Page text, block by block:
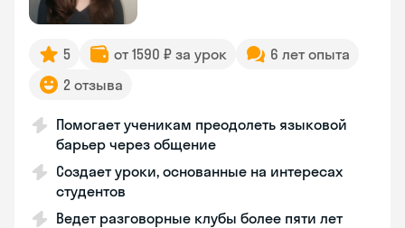
5 от 1590 ₽ за урок
6 лет опыта
2 отзыва
Помогает ученикам преодолеть языковой
барьер через общение
Создает уроки, основанные на интересах
студентов
Ведет разговорные клубы более пяти лет